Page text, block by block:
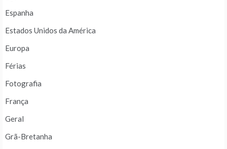
Espanha
Estados Unidos da América
Europa
Férias
Fotografia
França
Geral
Grã-Bretanha